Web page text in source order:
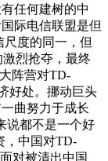
任何建树的中
际电信联盟是但
度的同一，但
激烈抢夺，最终
阵营对TD-
好处。挪动巨头
曲努力于成长
说都不是一个好
，中国对TD-
对被清出中国